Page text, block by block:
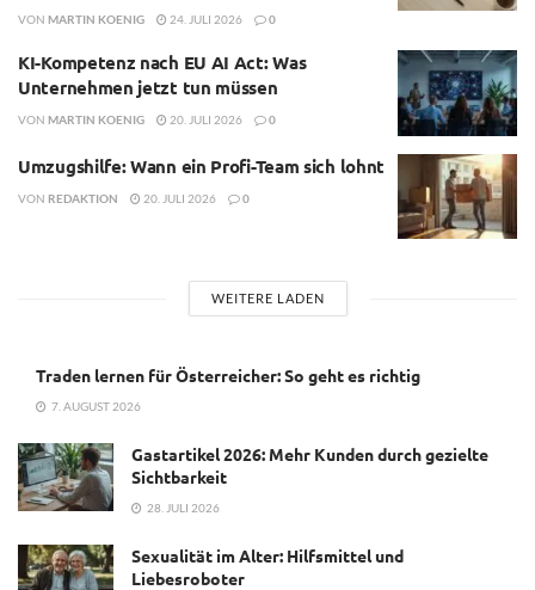
VON MARTIN KOENIG 24. JULI 2026 0
KI-Kompetenz nach EU AI Act: Was
Unternehmen jetzt tun müssen
VON MARTIN KOENIG 20. JULI 2026 0
Umzugshilfe: Wann ein Profi-Team sich lohnt
VON REDAKTION 20. JULI 2026 0
WEITERE LADEN
Traden lernen für Österreicher: So geht es richtig
7. AUGUST 2026
Gastartikel 2026: Mehr Kunden durch gezielte
Sichtbarkeit
28. JULI 2026
Sexualität im Alter: Hilfsmittel und
Liebesroboter